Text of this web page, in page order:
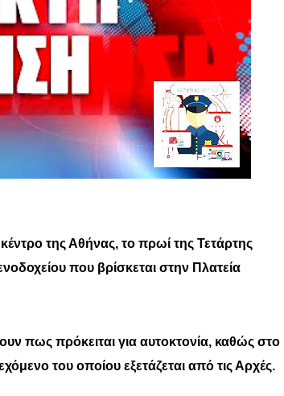
της Αθήνας, το πρωί της Τετάρτης
που βρίσκεται στην Πλατεία
πως πρόκειται για αυτοκτονία, καθώς στο
του οποίου εξετάζεται από τις Αρχές.